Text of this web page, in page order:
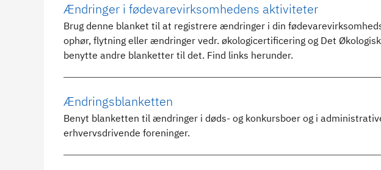
Ændringer i fødevarevirksomhedens aktiviteter
Brug denne blanket til at registrere ændringer i din
ophør, flytning eller ændringer vedr. økologicertificering og Det
benytte andre blanketter til det. Find links herunder.
Ændringsblanketten
Benyt blanketten til ændringer i døds- og konkursboer og i
erhvervsdrivende foreninger.